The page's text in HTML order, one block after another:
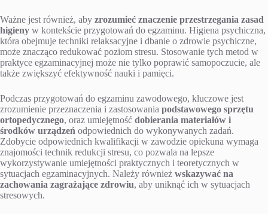
Ważne jest również, aby zrozumieć znaczenie przestrzegania zasad
higieny w kontekście przygotowań do egzaminu. Higiena psychiczna,
która obejmuje techniki relaksacyjne i dbanie o zdrowie psychiczne,
może znacząco redukować poziom stresu. Stosowanie tych metod w
praktyce egzaminacyjnej może nie tylko poprawić samopoczucie, ale
także zwiększyć efektywność nauki i pamięci.
Podczas przygotowań do egzaminu zawodowego, kluczowe jest
zrozumienie przeznaczenia i zastosowania podstawowego sprzętu
ortopedycznego, oraz umiejętność dobierania materiałów i
środków urządzeń odpowiednich do wykonywanych zadań.
Zdobycie odpowiednich kwalifikacji w zawodzie opiekuna wymaga
znajomości technik redukcji stresu, co pozwala na lepsze
wykorzystywanie umiejętności praktycznych i teoretycznych w
sytuacjach egzaminacyjnych. Należy również wskazywać na
zachowania zagrażające zdrowiu, aby uniknąć ich w sytuacjach
stresowych.